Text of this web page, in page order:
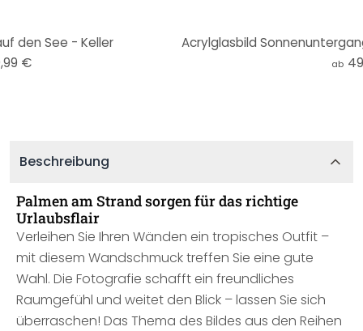
den See - Keller
€
ab
Beschreibung
Palmen am Strand sorgen für das richtige
Urlaubsflair
Verleihen Sie Ihren Wänden ein tropisches Outfit –
mit diesem Wandschmuck treffen Sie eine gute
Wahl. Die Fotografie schafft ein freundliches
Raumgefühl und weitet den Blick – lassen Sie sich
überraschen! Das Thema des Bildes aus den Reihen